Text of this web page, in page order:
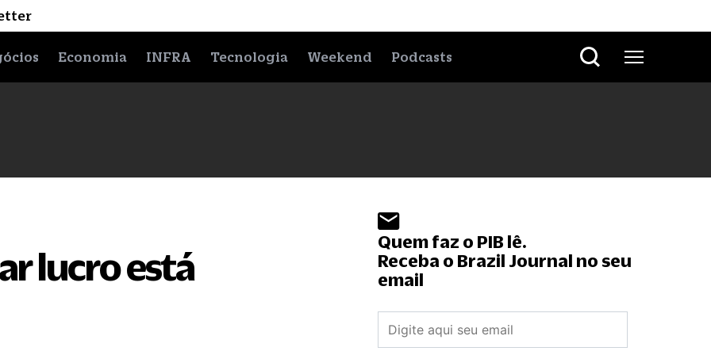
Economia INFRA Tecnologia Weekend Podcasts
lucro está
Quem faz o PIB lê.
Receba o Brazil Journal no seu
email